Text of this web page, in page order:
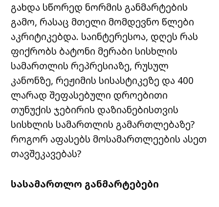
გახდა სწორედ ნორმის განმარტების
გამო, რასაც მთელი მომდევნო წლები
აკრიტიკებდა. საინტერესოა, დღეს რას
ფიქრობს ბატონი მერაბი სისხლის
სამართლის რეპრესიაზე, რუსულ
კანონზე, რეჟიმის სისასტიკეზე და 400
ლარად შეფასებული დროებითი
თუნუქის ჯებირის დაზიანებისთვის
სისხლის სამართლის გამართლებაზე?
როგორ აფასებს მოსამართლეების ასეთ
თავშეკავებას?
სასამართლო განმარტებები